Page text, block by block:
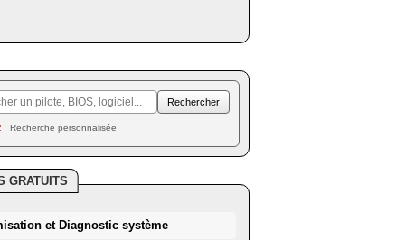
Recherche personnalisée
GRATUITS
et Diagnostic système